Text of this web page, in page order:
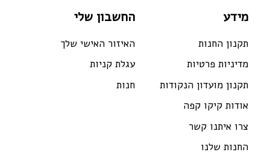
מידע
תקנון החנות
מדיניות פרטיות
תקנון מועדון הנקודות
אודות קיקו קפה
צרו איתנו קשר
החנות שלנו
החשבון שלי
האיזור האישי שלך
עגלת קניות
חנות